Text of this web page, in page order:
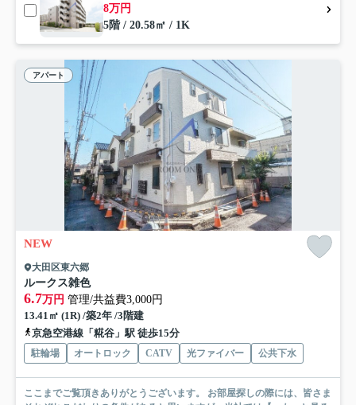
8万円
5階 / 20.58㎡ / 1K
アパート
NEW
大田区東六郷
ルークス雑色
6.7万円 管理/共益費3,000円
13.41㎡ (1R) /築2年 /3階建
京急空港線「糀谷」駅 徒歩15分
駐輪場 オートロック CATV 光ファイバー 公共下水
ここまでご覧頂きありがとうございます。 お部屋探しの際には、皆さま